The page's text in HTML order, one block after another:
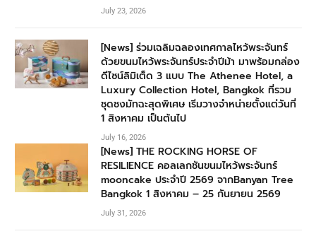
July 23, 2026
[News] ร่วมเฉลิมฉลองเทศกาลไหว้พระจันทร์
ด้วยขนมไหว้พระจันทร์ประจำปีม้า มาพร้อมกล่อง
ดีไซน์ลิมิเต็ด 3 แบบ The Athenee Hotel, a
Luxury Collection Hotel, Bangkok ที่รวม
ชุดชงมัทฉะสุดพิเศษ เริ่มวางจำหน่ายตั้งแต่วันที่
1 สิงหาคม เป็นต้นไป
July 16, 2026
[News] THE ROCKING HORSE OF
RESILIENCE คอลเลกชันขนมไหว้พระจันทร์
mooncake ประจำปี 2569 จากBanyan Tree
Bangkok 1 สิงหาคม – 25 กันยายน 2569
July 31, 2026